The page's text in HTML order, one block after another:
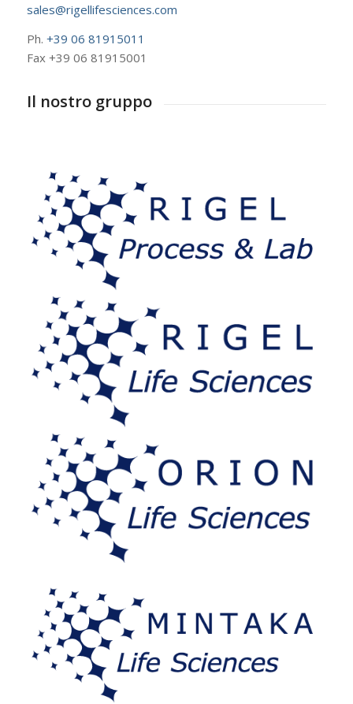
sales@rigellifesciences.com
Ph. +39 06 81915011
Fax +39 06 81915001
Il nostro gruppo